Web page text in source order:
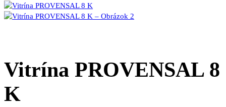
Vitrína PROVENSAL 8
K